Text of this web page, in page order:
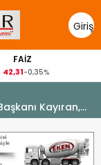
Giriş
Yap
FAİZ
42,31-0,35%
Kayıran,